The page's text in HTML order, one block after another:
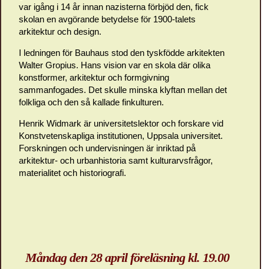
var igång i 14 år innan nazisterna förbjöd den, fick
skolan en avgörande betydelse för 1900-talets
arkitektur och design.
I ledningen för Bauhaus stod den tyskfödde arkitekten
Walter Gropius. Hans vision var en skola där olika
konstformer, arkitektur och formgivning
sammanfogades. Det skulle minska klyftan mellan det
folkliga och den så kallade finkulturen.
Henrik Widmark är universitetslektor och forskare vid
Konstvetenskapliga institutionen, Uppsala universitet.
Forskningen och undervisningen är inriktad på
arkitektur- och urbanhistoria samt kulturarvsfrågor,
materialitet och historiografi.
Måndag den 28 april föreläsning kl. 19.00